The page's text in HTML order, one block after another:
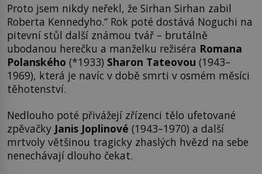
Proto jsem nikdy neřekl, že Sirhan Sirhan zabil
Roberta Kennedyho.“ Rok poté dostává Noguchi na
pitevní stůl další známou tvář – brutálně
ubodanou herečku a manželku režiséra Romana
Polanského (*1933) Sharon Tateovou (1943–
1969), která je navíc v době smrti v osmém měsíci
těhotenství.
Nedlouho poté přivážejí zřízenci tělo ufetované
zpěvačky Janis Joplinové (1943–1970) a další
mrtvoly většinou tragicky zhaslých hvězd na sebe
nenechávají dlouho čekat.